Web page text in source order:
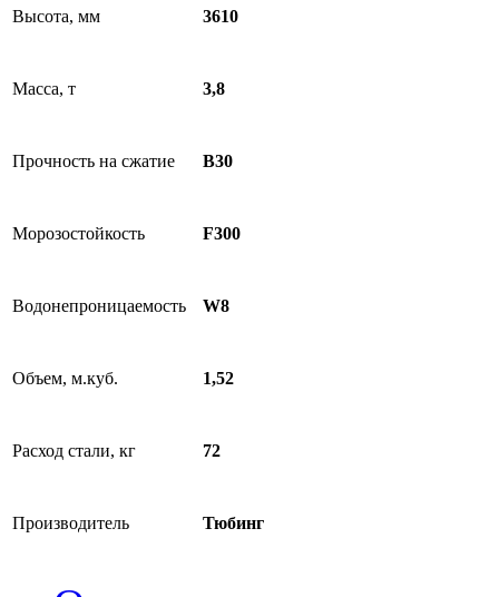
Высота, мм 3610
Масса, т 3,8
Прочность на сжатие B30
Морозостойкость F300
Водонепроницаемость W8
Объем, м.куб. 1,52
Расход стали, кг 72
Производитель Тюбинг